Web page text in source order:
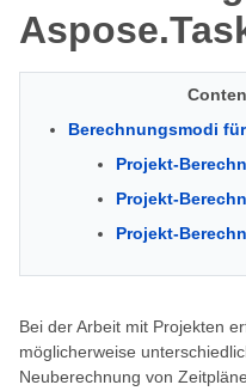
Berechnungsmodi
Projekt-
Projekt-
Projekt-
Bei der Arbeit mit Projekten
möglicherweise
Neuberechnung von